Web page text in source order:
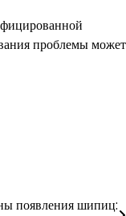
проблемы может
появления шипиц: